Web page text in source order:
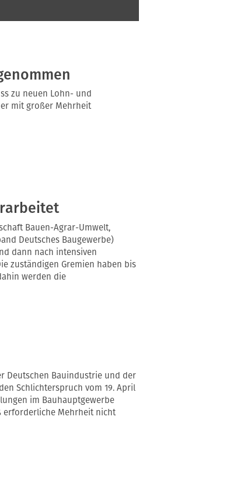
zu neuen Lohn- und
mit großer Mehrheit
Bauen-Agrar-Umwelt,
Deutsches Baugewerbe)
dann nach intensiven
zuständigen Gremien haben bis
werden die
Deutschen Bauindustrie und der
Schlichterspruch vom 19. April
im Bauhauptgewerbe
erforderliche Mehrheit nicht